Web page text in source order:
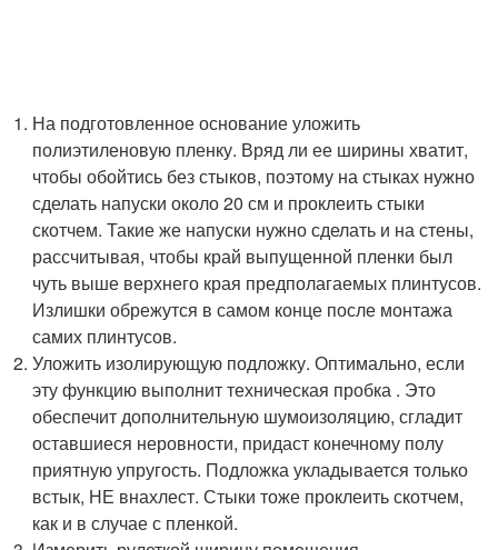
На подготовленное основание уложить
полиэтиленовую пленку. Вряд ли ее ширины хватит,
чтобы обойтись без стыков, поэтому на стыках нужно
сделать напуски около 20 см и проклеить стыки
скотчем. Такие же напуски нужно сделать и на стены,
рассчитывая, чтобы край выпущенной пленки был
чуть выше верхнего края предполагаемых плинтусов.
Излишки обрежутся в самом конце после монтажа
самих плинтусов.
Уложить изолирующую подложку. Оптимально, если
эту функцию выполнит техническая пробка . Это
обеспечит дополнительную шумоизоляцию, сгладит
оставшиеся неровности, придаст конечному полу
приятную упругость. Подложка укладывается только
встык, НЕ внахлест. Стыки тоже проклеить скотчем,
как и в случае с пленкой.